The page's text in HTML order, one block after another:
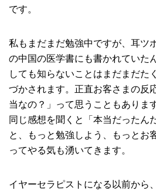
です。
私もまだまだ勉強中ですが、耳ツ
の中国の医学書にも書かれていた
しても知らないことはまだまだた
づかされます。正直お客さまの反
当なの？」って思うこともありま
同じ感想を聞くと「本当だったん
と、もっと勉強しよう、もっとお
ってやる気も湧いてきます。
イヤーセラピストになる以前から